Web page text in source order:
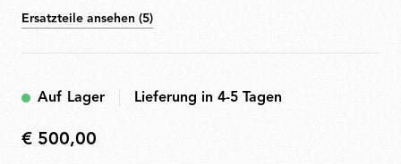
Oberfläche.
Ersatzteile ansehen (5)
Auf Lager Lieferung in 4-5 Tagen
€
€ 500,00